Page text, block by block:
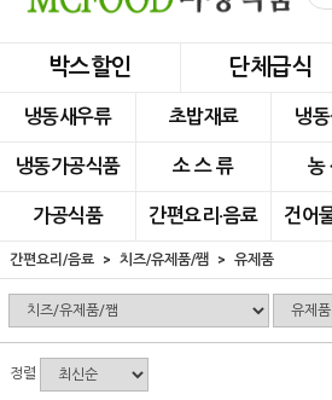
박스할인 단체급식
냉동새우류 초밥재료 냉
냉동가공식품 소 스 류 농
가공식품 간편요리·음료 건어
간편요리/음료 치즈/유제품/쨈 유제품
정렬